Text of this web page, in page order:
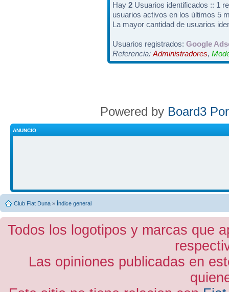
Hay 2 Usuarios identificados :: 1
usuarios activos en los últimos 5
La mayor cantidad de usuarios
Usuarios registrados: Google
Referencia: Administradores,
Powered by Board3
ANUNCIO
Club Fiat Duna » Índice general
Todos los logotipos y marcas que
Las opiniones publicadas en